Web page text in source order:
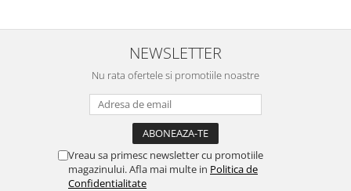
NEWSLETTER
Nu rata ofertele si promotiile noastre
Vreau sa primesc newsletter cu promotiile
magazinului. Afla mai multe in Politica de
Confidentialitate